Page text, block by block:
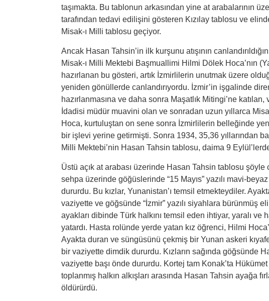
taşımakta. Bu tablonun arkasından yine at arabalarının
tarafından tedavi edilişini gösteren Kızılay tablosu ve
Misak-ı Milli tablosu geçiyor.
Ancak Hasan Tahsin’in ilk kurşunu atışının
Misak-ı Milli Mektebi Başmuallimi Hilmi Dölek Hoca’nın
hazırlanan bu gösteri, artık İzmirlilerin unutmak üzere
yeniden gönüllerde canlandırıyordu. İzmir’in işgalinde
hazırlanmasına ve daha sonra Maşatlık Mitingi’ne
İdadisi müdür muavini olan ve sonradan uzun yıllarca
Hoca, kurtuluştan on sene sonra İzmirlilerin belleğinde
bir işlevi yerine getirmişti. Sonra 1934, 35,36 yıllarından
Milli Mektebi’nin Hasan Tahsin tablosu, daima 9
Üstü açık at arabası üzerinde Hasan Tahsin tablosu şöyle
sehpa üzerinde göğüslerinde “15 Mayıs” yazılı mavi-
dururdu. Bu kızlar, Yunanistan’ı temsil etmekteydiler.
vaziyette ve göğsünde “İzmir” yazılı siyahlara bürünmüş
ayakları dibinde Türk halkını temsil eden ihtiyar, yaralı
yatardı. Hasta rolünde yerde yatan kız öğrenci, Hilmi
Ayakta duran ve süngüsünü çekmiş bir Yunan askeri
bir vaziyette dimdik dururdu. Kızların sağında göğsünde
vaziyette başı önde dururdu. Kortej tam Konak’ta
toplanmış halkın alkışları arasında Hasan Tahsin ayağa
öldürürdü.